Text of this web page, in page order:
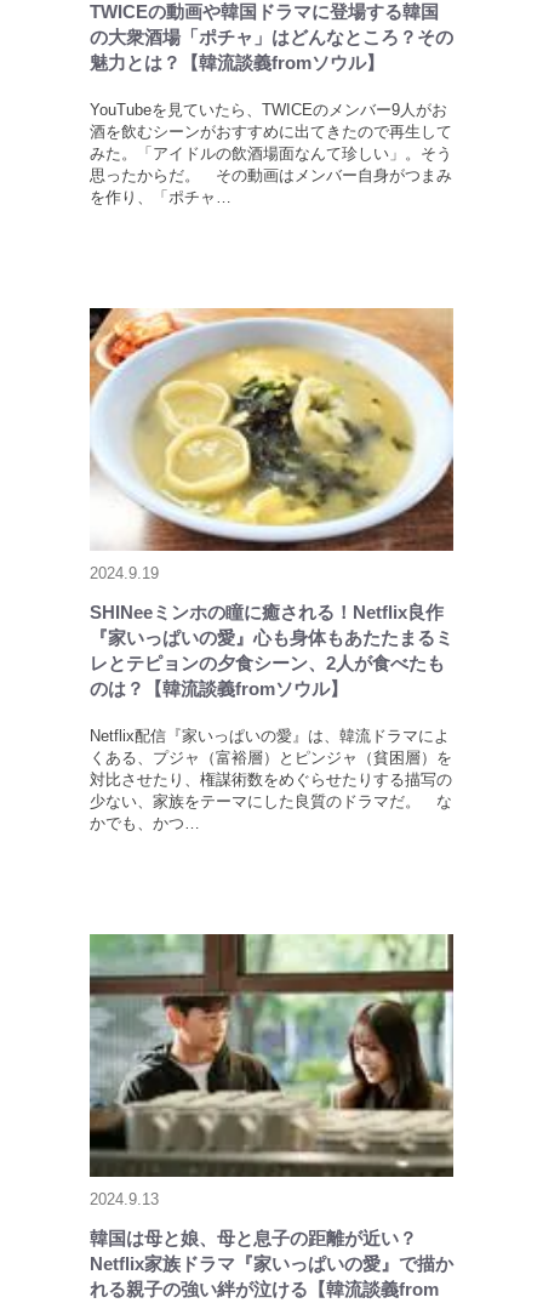
TWICEの動画や韓国ドラマに登場する韓国
の大衆酒場「ポチャ」はどんなところ？その
魅力とは？【韓流談義fromソウル】
YouTubeを見ていたら、TWICEのメンバー9人がお
酒を飲むシーンがおすすめに出てきたので再生して
みた。「アイドルの飲酒場面なんて珍しい」。そう
思ったからだ。 その動画はメンバー自身がつまみ
を作り、「ポチャ…
2024.9.19
SHINeeミンホの瞳に癒される！Netflix良作
『家いっぱいの愛』心も身体もあたたまるミ
レとテピョンの夕食シーン、2人が食べたも
のは？【韓流談義fromソウル】
Netflix配信『家いっぱいの愛』は、韓流ドラマによ
くある、プジャ（富裕層）とピンジャ（貧困層）を
対比させたり、権謀術数をめぐらせたりする描写の
少ない、家族をテーマにした良質のドラマだ。 な
かでも、かつ…
2024.9.13
韓国は母と娘、母と息子の距離が近い？
Netflix家族ドラマ『家いっぱいの愛』で描か
れる親子の強い絆が泣ける【韓流談義from